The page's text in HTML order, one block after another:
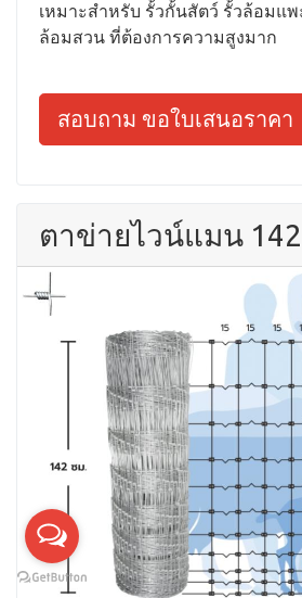
เหมาะสำหรับ รั้วกั้นสัตว์ รั้วล้อมแ
ล้อมสวน ที่ต้องการความสูงมาก
สอบถาม ขอใบเสนอราคา
ตาข่ายไวน์แมน 142